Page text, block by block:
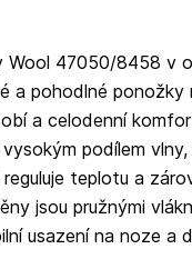
Wool 47050/8458 v
a pohodlné ponožky
a celodenní
podílem
teplotu a
jsou pružnými
usazení na noze a